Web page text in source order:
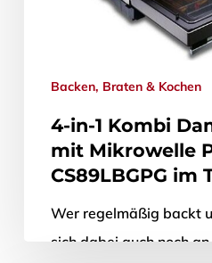
Backen, Braten & Kochen
4-in-1 Kombi
mit Mikrowelle
CS89LBGPG im
Wer regelmäßig backt
sich dabei auch noch